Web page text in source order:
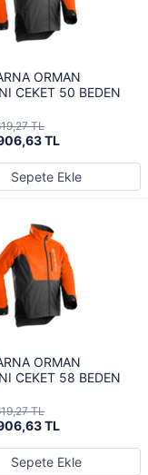
ORMAN
CEKET 50 BEDEN
TL
TL
Sepete Ekle
ORMAN
CEKET 58 BEDEN
TL
TL
Sepete Ekle